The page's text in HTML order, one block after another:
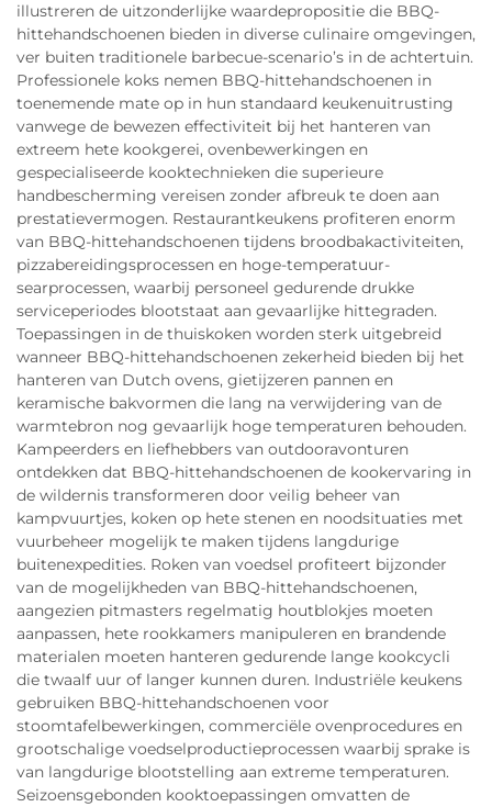
illustreren de uitzonderlijke waardepropositie die BBQ-
hittehandschoenen bieden in diverse culinaire omgevingen,
ver buiten traditionele barbecue-scenario’s in de achtertuin.
Professionele koks nemen BBQ-hittehandschoenen in
toenemende mate op in hun standaard keukenuitrusting
vanwege de bewezen effectiviteit bij het hanteren van
extreem hete kookgerei, ovenbewerkingen en
gespecialiseerde kooktechnieken die superieure
handbescherming vereisen zonder afbreuk te doen aan
prestatievermogen. Restaurantkeukens profiteren enorm
van BBQ-hittehandschoenen tijdens broodbakactiviteiten,
pizzabereidingsprocessen en hoge-temperatuur-
searprocessen, waarbij personeel gedurende drukke
serviceperiodes blootstaat aan gevaarlijke hittegraden.
Toepassingen in de thuiskoken worden sterk uitgebreid
wanneer BBQ-hittehandschoenen zekerheid bieden bij het
hanteren van Dutch ovens, gietijzeren pannen en
keramische bakvormen die lang na verwijdering van de
warmtebron nog gevaarlijk hoge temperaturen behouden.
Kampeerders en liefhebbers van outdooravonturen
ontdekken dat BBQ-hittehandschoenen de kookervaring in
de wildernis transformeren door veilig beheer van
kampvuurtjes, koken op hete stenen en noodsituaties met
vuurbeheer mogelijk te maken tijdens langdurige
buitenexpedities. Roken van voedsel profiteert bijzonder
van de mogelijkheden van BBQ-hittehandschoenen,
aangezien pitmasters regelmatig houtblokjes moeten
aanpassen, hete rookkamers manipuleren en brandende
materialen moeten hanteren gedurende lange kookcycli
die twaalf uur of langer kunnen duren. Industriële keukens
gebruiken BBQ-hittehandschoenen voor
stoomtafelbewerkingen, commerciële ovenprocedures en
grootschalige voedselproductieprocessen waarbij sprake is
van langdurige blootstelling aan extreme temperaturen.
Seizoensgebonden kooktoepassingen omvatten de